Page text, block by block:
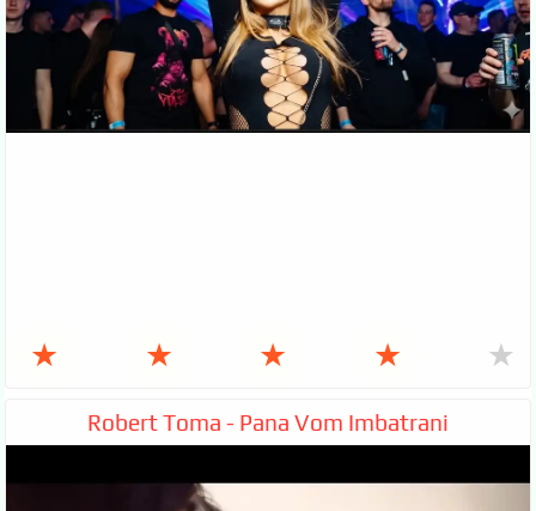
★ ★ ★ ★ ★
Robert Toma - Pana Vom Imbatrani